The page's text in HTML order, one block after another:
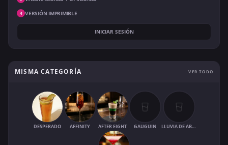
4 VERSIÓN IMPRIMIBLE
INICIAR SESIÓN
MISMA CATEGORÍA VER TODO
DESPERADO AFFINITY AFTER EIGHT GAUGUIN LLUVIA DE ABRIL